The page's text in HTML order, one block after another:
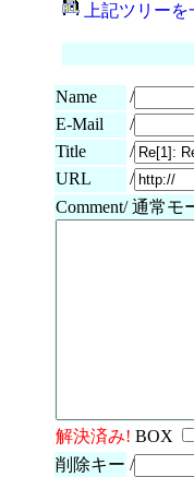
上記ツリーを
Name
/
E-Mail
/
Title
/
URL
/
Comment/ 通常モ
解決済み! BOX
削除キー /